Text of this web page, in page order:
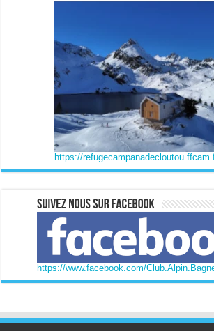
https://
https://www.facebook.com/